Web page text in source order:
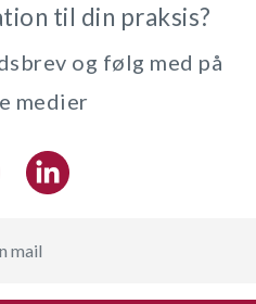
til din praksis?
og følg med på
medier